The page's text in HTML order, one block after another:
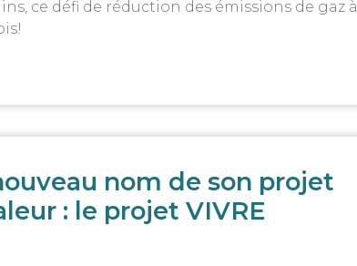
ce défi de réduction des émissions de gaz à
nom de son projet
: le projet VIVRE